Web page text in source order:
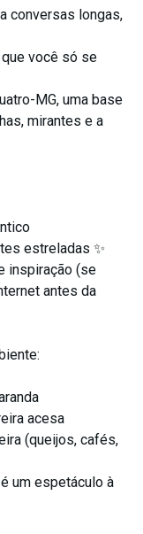
conversas longas,
você só se
MG, uma base
mirantes e a
estreladas ✨
inspiração (se
antes da
acesa
(queijos, cafés,
um espetáculo à